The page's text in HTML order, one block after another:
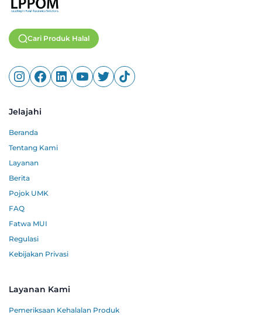
Cari Produk Halal
Jelajahi
Beranda
Tentang Kami
Layanan
Berita
Pojok UMK
FAQ
Fatwa MUI
Regulasi
Kebijakan Privasi
Layanan Kami
Pemeriksaan Kehalalan Produk